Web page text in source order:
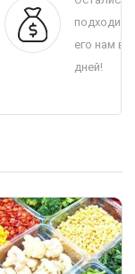
подходит
его нам в
дней!